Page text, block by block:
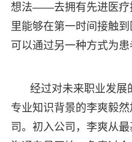
想法——去拥有先进医疗
里能够在第一时间接触
可以通过另一种方式为患
经过对未来职业发展
专业知识背景的李爽毅
司。初入公司，李爽从